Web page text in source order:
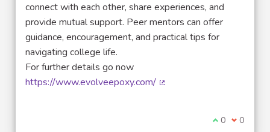
connect with each other, share experiences, and
provide mutual support. Peer mentors can offer
guidance, encouragement, and practical tips for
navigating college life.
For further details go now
https://www.evolveepoxy.com/
Je suis
0 Je ne
0